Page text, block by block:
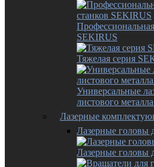
SEKIRUS
Тяжелая серия
Универсальные
листового
Лазерные
Лазерные головы
Лазерные головы